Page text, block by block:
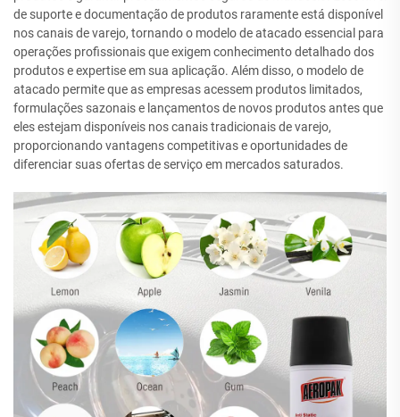
de suporte e documentação de produtos raramente está disponível
nos canais de varejo, tornando o modelo de atacado essencial para
operações profissionais que exigem conhecimento detalhado dos
produtos e expertise em sua aplicação. Além disso, o modelo de
atacado permite que as empresas acessem produtos limitados,
formulações sazonais e lançamentos de novos produtos antes que
eles estejam disponíveis nos canais tradicionais de varejo,
proporcionando vantagens competitivas e oportunidades de
diferenciar suas ofertas de serviço em mercados saturados.